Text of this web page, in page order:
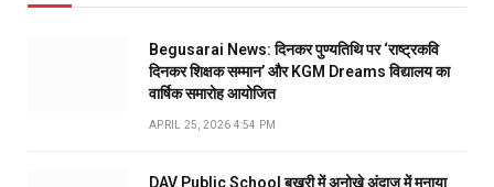
Begusarai News: दिनकर पुण्यतिथि पर ‘राष्ट्रकवि
दिनकर शिक्षक सम्मान’ और KGM Dreams विद्यालय का
वार्षिक समारोह आयोजित
APRIL 25, 2026 4:54 PM
DAV Public School बखरी में अनोखे अंदाज में मनाया